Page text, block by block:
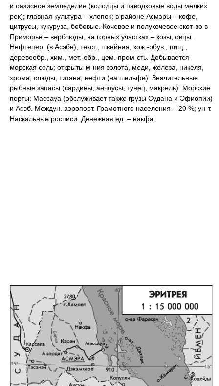
и оазисное земледелие (колодцы и паводковые воды мелких
рек); главная культура – хлопок; в районе Асмэры – кофе,
цитрусы, кукуруза, бобовые. Кочевое и полукочевое скот-во в
Приморье – верблюды, на горных участках – козы, овцы.
Нефтепер. (в Асэбе), текст., швейная, кож.-обув., пищ.,
деревообр., хим., мет.-обр., цем. пром-сть. Добывается
морская соль; открыты м-ния золота, меди, железа, никеля,
хрома, слюды, титана, нефти (на шельфе). Значительные
рыбные запасы (сардины, анчоусы, тунец, макрель). Морские
порты: Массауа (обслуживает также грузы Судана и Эфиопии)
и Асэб. Междун. аэропорт. Грамотного населения – 20 %; ун-т.
Наскальные росписи. Денежная ед. – накфа.